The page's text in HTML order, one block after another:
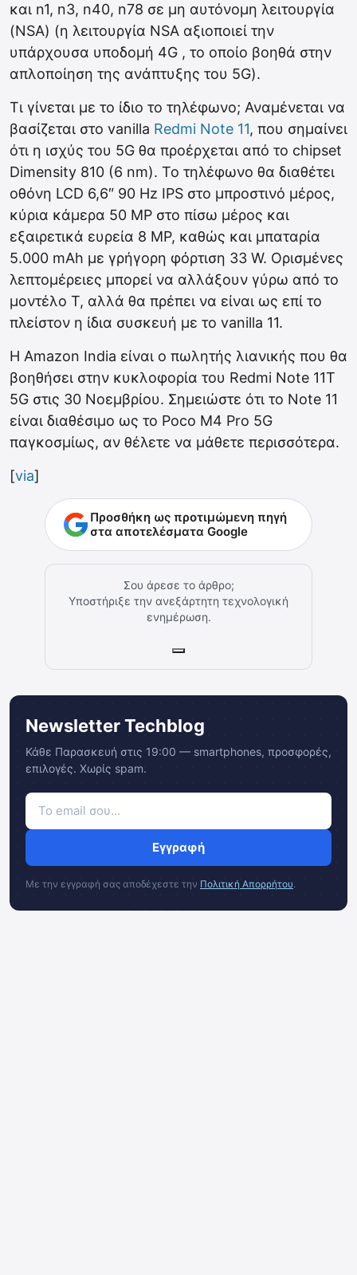
και n1, n3, n40, n78 σε μη αυτόνομη λειτουργία
(NSA) (η λειτουργία NSA αξιοποιεί την
υπάρχουσα υποδομή 4G , το οποίο βοηθά στην
απλοποίηση της ανάπτυξης του 5G).
Τι γίνεται με το ίδιο το τηλέφωνο; Αναμένεται να
βασίζεται στο vanilla Redmi Note 11, που σημαίνει
ότι η ισχύς του 5G θα προέρχεται από το chipset
Dimensity 810 (6 nm). Το τηλέφωνο θα διαθέτει
οθόνη LCD 6,6″ 90 Hz IPS στο μπροστινό μέρος,
κύρια κάμερα 50 MP στο πίσω μέρος και
εξαιρετικά ευρεία 8 MP, καθώς και μπαταρία
5.000 mAh με γρήγορη φόρτιση 33 W. Ορισμένες
λεπτομέρειες μπορεί να αλλάξουν γύρω από το
μοντέλο T, αλλά θα πρέπει να είναι ως επί το
πλείστον η ίδια συσκευή με το vanilla 11.
Η Amazon India είναι ο πωλητής λιανικής που θα
βοηθήσει στην κυκλοφορία του Redmi Note 11T
5G στις 30 Νοεμβρίου. Σημειώστε ότι το Note 11
είναι διαθέσιμο ως το Poco M4 Pro 5G
παγκοσμίως, αν θέλετε να μάθετε περισσότερα.
[via]
Προσθήκη ως προτιμώμενη πηγή
στα αποτελέσματα Google
Σου άρεσε το άρθρο;
Υποστήριξε την ανεξάρτητη τεχνολογική
ενημέρωση.
Newsletter Techblog
Κάθε Παρασκευή στις 19:00 — smartphones, προσφορές,
επιλογές. Χωρίς spam.
Εγγραφή
Με την εγγραφή σας αποδέχεστε την Πολιτική Απορρήτου.